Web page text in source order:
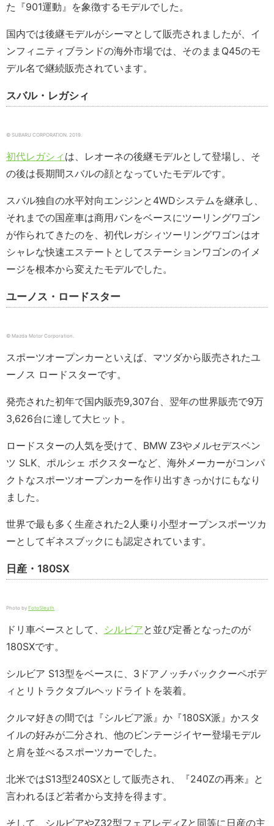
た『901運動』を象徴するモデルでした。
国内では後継モデルがシーマとして販売されましたが、イ
ンフィニティブランドの海外市場では、そのままQ45のモ
デル名で継続販売されています。
スバル・レガシィ
© SUBARU CORPORATION. 2019.
初代レガシィ は、レオーネの後継モデルとして登場し、そ
の後は長期間スバルの顔となっていたモデルです。
スバル独自の水平対向エンジンと4WDシステムを継承し、
それまでの国産車は商用バンをベースにツーリングワゴン
が作られてきたのを、初代レガシィツーリングワゴンはオ
シャレな快速エステートとしてステーションワゴンのイメ
ージを根本から変えたモデルでした。
ユーノス・ロードスター
© Mazda Motor Corporation.
スポーツオープンカーといえば、マツダから販売されたユ
ーノス ロードスターです。
発売された初年で国内販売9,307台、翌年の世界販売で9万
3,626台に達して大ヒット。
ロードスターの人気を受けて、BMW Z3やメルセデスベン
ツ SLK、ポルシェ ボクスターなど、海外メーカーがコンパ
クトなスポーツオープンカーを作り出すきっかけにもなり
ました。
世界で最も多く生産された2人乗り小型オープンスポーツカ
ーとしてギネスブックにも認定されています。
日産・180SX
Photo by FotoSleuth
ドリ車ベースとして、 シルビアと並び定番となったのが
180SXです。
シルビア S13型をベースに、3ドアノッチバッククーペボデ
ィとリトラクタブルヘッドライトを装着。
クルマ好きの間では『シルビア派』か『180SX派』かスタ
イルの好みが二分され、他のビンテージイヤー登場モデル
と肩を並べるスポーツカーでした。
北米ではS13型240SXとして販売され、『240Zの再来』と
言われるほど若者から支持を得ます。
そして、シルビアやZ32型フェアレディZと同等に日産の主